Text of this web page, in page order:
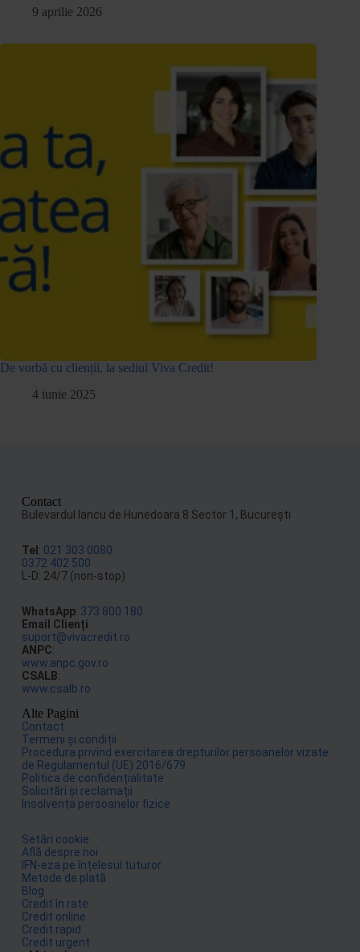
9 aprilie 2026
De vorbă cu clienții, la sediul Viva Credit!
4 iunie 2025
Contact
Bulevardul Iancu de Hunedoara 8 Sector 1, Bucureşti
Tel: 021 303 0080
0372 402 500
L-D: 24/7 (non-stop)
WhatsApp: 373 800 180
Email Clienți:
suport@vivacredit.ro
ANPC:
www.anpc.gov.ro
CSALB:
www.csalb.ro
Alte Pagini
Contact
Termeni și condiții
Procedura privind exercitarea drepturilor persoanelor vizate
de Regulamentul (UE) 2016/679
Politica de confidențialitate
Solicitări și reclamații
Insolvența persoanelor fizice
Setări cookie
Află despre noi
IFN-eza pe înțelesul tuturor
Metode de plată
Blog
Credit în rate
Credit online
Credit rapid
Credit urgent